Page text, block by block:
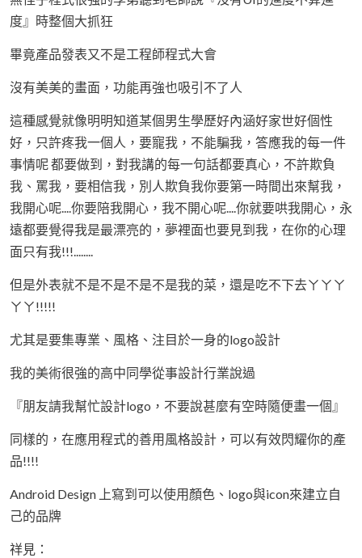
度』時整個大抓狂
畢竟產品發表又不是工程師程式大會
沒有美美的畫面，功能再強也吸引不了人
這種感覺就像明明知道某個男生學歷好內涵好家世好個性
好，只許疼我一個人，要寵我，不能騙我，答應我的每一件
事情呢 都要做到，對我講的每一句話都要真心，不許欺負
我、罵我，要相信我，別人欺負我你要第一時間出來幫我，
我開心呢....你要陪我開心，我不開心呢....你就要哄我開心，永
遠都要覺得我是最漂亮的，夢裡面也要見到我，在你的心理
面只有我!!!........
但是外表就不是不是不是不是我的菜，還是吃不下去ㄚㄚㄚ
ㄚㄚ!!!!!
尤其是要集專業、風格、注目於一身的logo設計
我的美術很強的高中同學從事設計行業說過
『朋友請我幫忙設計logo，不要說甚麼有空時隨便畫一個』
同樣的，在應用程式的善用風格設計，可以有效閃耀你的產
品!!!!
Android Design 上寫到可以使用顏色、logo與icon來建立自
己的品牌
祥見：